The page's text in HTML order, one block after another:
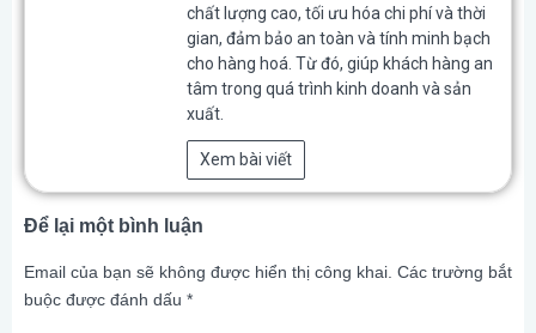
chất lượng cao, tối ưu hóa chi phí và thời
gian, đảm bảo an toàn và tính minh bạch
cho hàng hoá. Từ đó, giúp khách hàng an
tâm trong quá trình kinh doanh và sản
xuất.
Xem bài viết
Để lại một bình luận
Email của bạn sẽ không được hiển thị công khai. Các trường bắt
buộc được đánh dấu *